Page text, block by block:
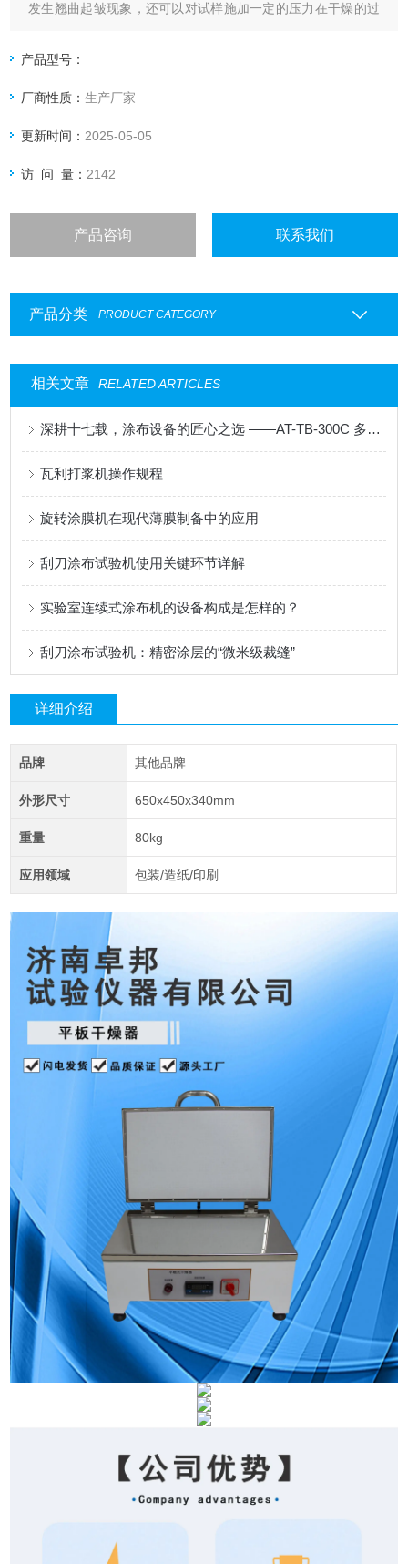
发生翘曲起皱现象，还可以对试样施加一定的压力在干燥的过
产品型号：
厂商性质：生产厂家
更新时间： 2025-05-05
访 问 量： 2142
产品咨询 联系我们
产品分类 PRODUCT CATEGORY
相关文章 RELATED ARTICLES
深耕十七载，涂布设备的匠心之选 ——AT-TB-300C 多功能涂布试验机
瓦利打浆机操作规程
旋转涂膜机在现代薄膜制备中的应用
刮刀涂布试验机使用关键环节详解
实验室连续式涂布机的设备构成是怎样的？
刮刀涂布试验机：精密涂层的“微米级裁缝”
详细介绍
品牌 其他品牌
外形尺寸 650x450x340mm
重量 80kg
应用领域 包装/造纸/印刷